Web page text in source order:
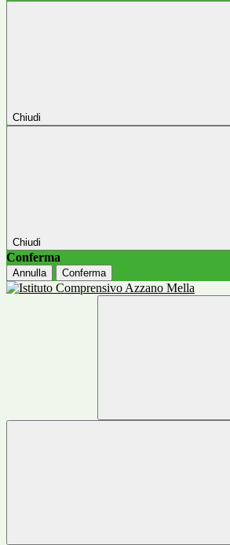
Chiudi
Chiudi
Conferma
Annulla Conferma